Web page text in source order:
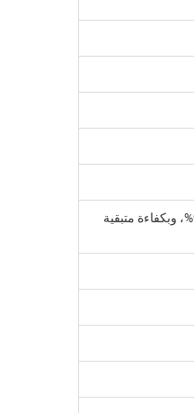
8000 دورة (عند معدل شحن/تفريغ 0.5C، ونطاق عمق التفريغ من 5% إلى 95%، وبكفاءة متبقية